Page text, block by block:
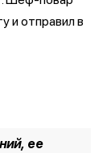
и отправил в
ее